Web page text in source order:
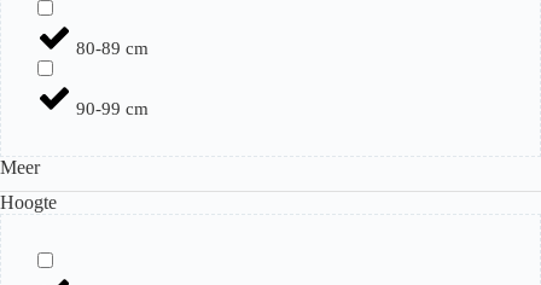
80-89 cm
90-99 cm
Meer
Hoogte